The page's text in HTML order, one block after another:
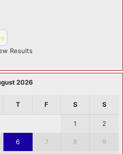
Results
2026
T F S S
1 2
6 7 8 9